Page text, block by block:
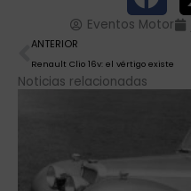
Eventos Motor
Ant
ANTERIOR
Renault Clio 16v: el vértigo existe
Noticias relacionadas